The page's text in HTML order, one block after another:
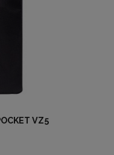
VZ5